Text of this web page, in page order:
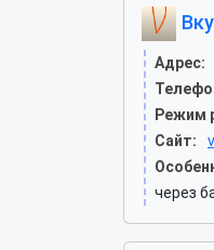
Адрес:
Режим
Сайт:
через